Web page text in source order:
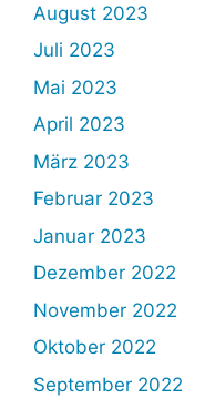
August 2023
Juli 2023
Mai 2023
April 2023
März 2023
Februar 2023
Januar 2023
Dezember 2022
November 2022
Oktober 2022
September 2022